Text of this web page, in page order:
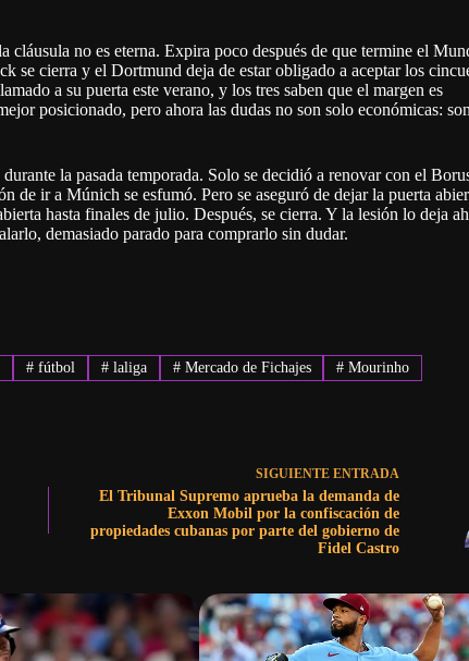
cláusula no es eterna. Expira poco después de que termine el
se cierra y el Dortmund deja de estar obligado a aceptar los
a su puerta este verano, y los tres saben que el margen es
posicionado, pero ahora las dudas no son solo económicas: son
la pasada temporada. Solo se decidió a renovar con el
ir a Múnich se esfumó. Pero se aseguró de dejar la puerta
hasta finales de julio. Después, se cierra. Y la lesión lo deja
demasiado parado para comprarlo sin dudar.
# fútbol #laliga #Mercado de Fichajes # Mourinho
SIGUIENTE ENTRADA
El Tribunal Supremo aprueba la demanda de
Exxon Mobil por la confiscación de
propiedades cubanas por parte del gobierno de
Fidel Castro